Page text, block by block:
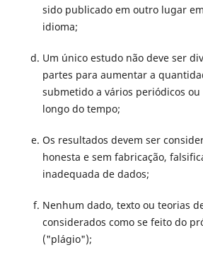
sido publicado em outro lugar
idioma;
Um único estudo não deve ser
partes para aumentar a
submetido a vários periódicos
longo do tempo;
Os resultados devem ser
honesta e sem fabricação,
inadequada de dados;
Nenhum dado, texto ou teorias
considerados como se feito do
("plágio");